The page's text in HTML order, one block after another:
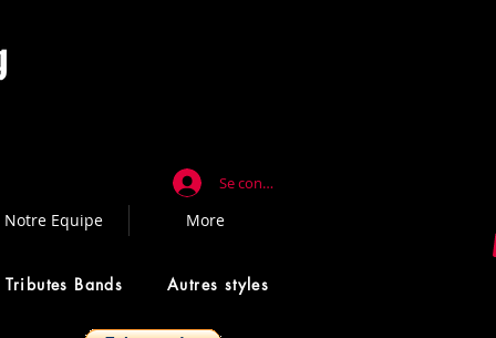
Se connecter
Notre Equipe More
Tributes Bands Autres styles